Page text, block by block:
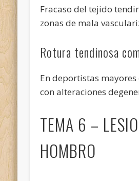
Fracaso del tejido
zonas de mala
Rotura tendinosa
En deportistas mayores
con alteraciones
TEMA 6 –
HOMBRO